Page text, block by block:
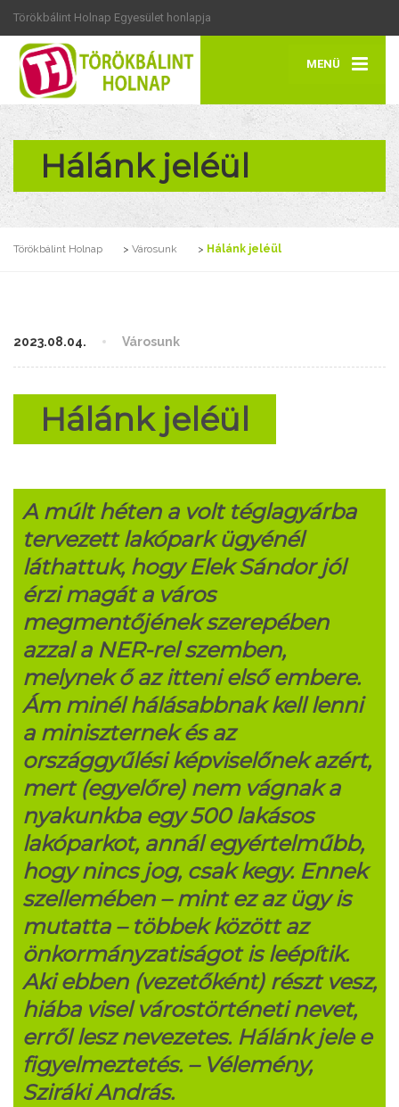
Törökbálint Holnap Egyesület honlapja
MENÜ
Hálánk jeléül
Törökbálint Holnap > Városunk > Hálánk jeléül
2023.08.04. Városunk
Hálánk jeléül
A múlt héten a volt téglagyárba
tervezett lakópark ügyénél
láthattuk, hogy Elek Sándor jól
érzi magát a város
megmentőjének szerepében
azzal a NER-rel szemben,
melynek ő az itteni első embere.
Ám minél hálásabbnak kell lenni
a miniszternek és az
országgyűlési képviselőnek azért,
mert (egyelőre) nem vágnak a
nyakunkba egy 500 lakásos
lakóparkot, annál egyértelműbb,
hogy nincs jog, csak kegy. Ennek
szellemében – mint ez az ügy is
mutatta – többek között az
önkormányzatiságot is leépítik.
Aki ebben (vezetőként) részt vesz,
hiába visel várostörténeti nevet,
erről lesz nevezetes. Hálánk jele e
figyelmeztetés. – Vélemény,
Sziráki András.